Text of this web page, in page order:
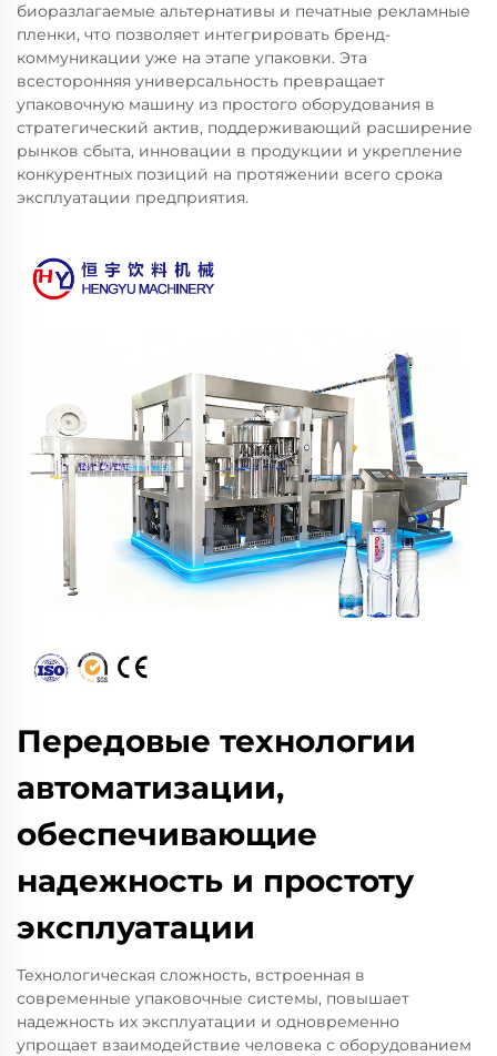
биоразлагаемые альтернативы и печатные рекламные
пленки, что позволяет интегрировать бренд-
коммуникации уже на этапе упаковки. Эта
всесторонняя универсальность превращает
упаковочную машину из простого оборудования в
стратегический актив, поддерживающий расширение
рынков сбыта, инновации в продукции и укрепление
конкурентных позиций на протяжении всего срока
эксплуатации предприятия.
Передовые технологии
автоматизации,
обеспечивающие
надежность и простоту
эксплуатации
Технологическая сложность, встроенная в
современные упаковочные системы, повышает
надежность их эксплуатации и одновременно
упрощает взаимодействие человека с оборудованием